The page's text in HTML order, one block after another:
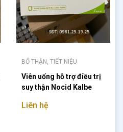
BỔ THẬN, TIẾT NIỆU
Viên uống hỗ trợ điều trị
suy thận Nocid Kalbe
Liên hệ